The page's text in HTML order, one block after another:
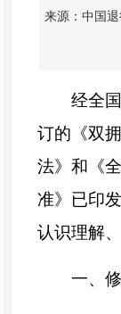
来源：中国退
经全
订的《双
法》和《
准》已印
认识理解
一、